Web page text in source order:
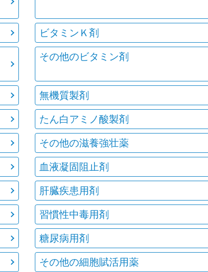
ビタミンＫ剤
その他のビタミン剤
無機質製剤
たん白アミノ酸製剤
その他の滋養強壮薬
血液凝固阻止剤
肝臓疾患用剤
習慣性中毒用剤
糖尿病用剤
その他の細胞賦活用薬